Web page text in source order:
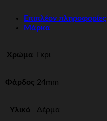
Επιπλέον πληροφορίες
Μάρκα
Χρώμα Γκρι
Φάρδος 24mm
Υλικό Δέρμα